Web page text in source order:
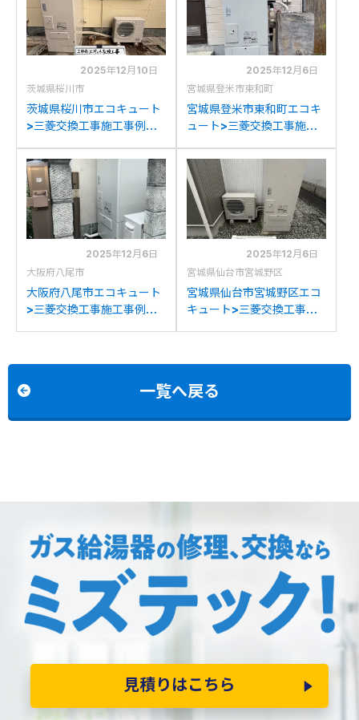
2025年12月10日
茨城県桜川市
茨城県桜川市エコキュート
>三菱交換工事施工事例：
三菱SRT-S377への交換
2025年12月6日
宮城県登米市東和町
宮城県登米市東和町エコキ
ュート>三菱交換工事施工
HPT46WDX3から三菱
SRT-S377への交換
2025年12月6日
大阪府八尾市
大阪府八尾市エコキュート
>三菱交換工事施工事例：
2025年12月6日
宮城県仙台市宮城野区
宮城県仙台市宮城野区エコ
キュート>三菱交換工事施
一覧へ戻る
見積りはこちら